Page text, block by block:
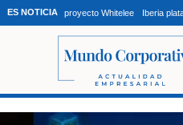
ES NOTICIA proyecto Whitelee Iberia